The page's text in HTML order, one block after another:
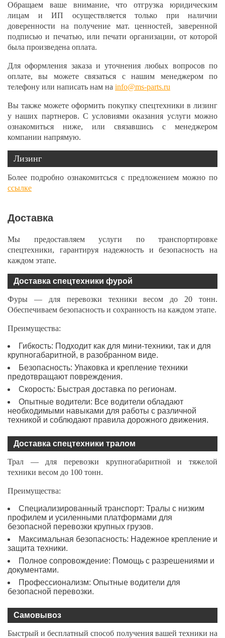
Обращаем ваше внимание, что отгрузка юридическим
лицам и ИП осуществляется только при наличии
доверенности на получение мат. ценностей, заверенной
подписью и печатью, или печати организации, от которой
была произведена оплата.
Для оформления заказа и уточнения любых вопросов по
оплате, вы можете связаться с нашим менеджером по
телефону или написать нам на info@ms-parts.ru
Вы также можете оформить покупку спецтехники в лизинг
у наших партнеров. С условиями оказания услуги можно
ознакомиться ниже, или связавшись с менеджером
компании напрямую.
Лизинг
Более подробно ознакомитсься с предложением можно по
ссылке
Доставка
Мы предоставляем услуги по транспортировке
спецтехники, гарантируя надежность и безопасность на
каждом этапе.
Доставка спецтехники фурой
Фуры — для перевозки техники весом до 20 тонн.
Обеспечиваем безопасность и сохранность на каждом этапе.
Преимущества:
Гибкость: Подходит как для мини-техники, так и для
крупногабаритной, в разобранном виде.
Безопасность: Упаковка и крепление техники
предотвращают повреждения.
Скорость: Быстрая доставка по регионам.
Опытные водители: Все водители обладают
необходимыми навыками для работы с различной
техникой и соблюдают правила дорожного движения.
Доставка спецтехники тралом
Трал — для перевозки крупногабаритной и тяжелой
техники весом до 100 тонн.
Преимущества:
Специализированный транспорт: Тралы с низким
профилем и усиленными платформами для
безопасной перевозки крупных грузов.
Максимальная безопасность: Надежное крепление и
защита техники.
Полное сопровождение: Помощь с разрешениями и
документами.
Профессионализм: Опытные водители для
безопасной перевозки.
Самовывоз
Быстрый и бесплатный способ получения вашей техники на